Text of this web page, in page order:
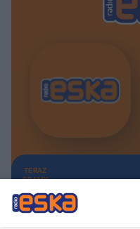
TERAZ
GRAMY